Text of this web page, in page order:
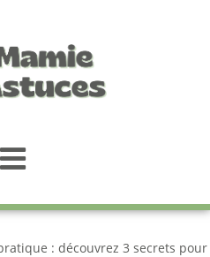
: découvrez 3 secrets pour